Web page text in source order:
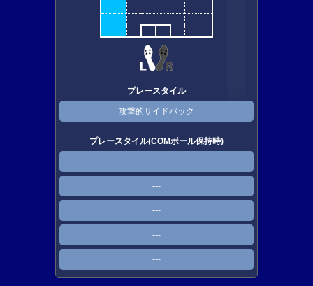
プレースタイル
攻撃的サイドバック
プレースタイル(COMボール保持時)
---
---
---
---
---